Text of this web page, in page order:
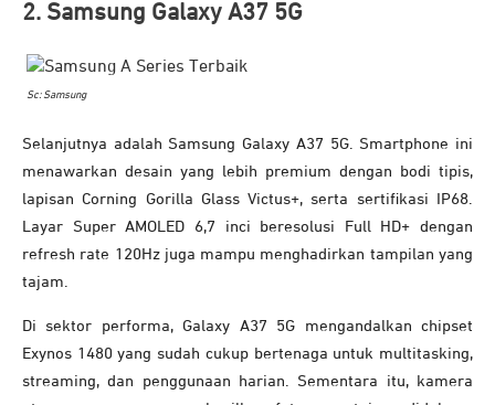
2. Samsung Galaxy A37 5G
Sc: Samsung
Selanjutnya adalah Samsung Galaxy A37 5G. Smartphone ini
menawarkan desain yang lebih premium dengan bodi tipis,
lapisan Corning Gorilla Glass Victus+, serta sertifikasi IP68.
Layar Super AMOLED 6,7 inci beresolusi Full HD+ dengan
refresh rate 120Hz juga mampu menghadirkan tampilan yang
tajam.
Di sektor performa, Galaxy A37 5G mengandalkan chipset
Exynos 1480 yang sudah cukup bertenaga untuk multitasking,
streaming, dan penggunaan harian. Sementara itu, kamera